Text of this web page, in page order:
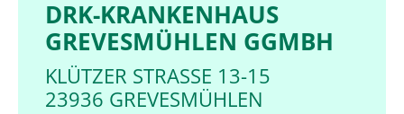
DRK-KRANKENHAUS
GREVESMÜHLEN GGMBH
KLÜTZER STRASSE 13-15
23936 GREVESMÜHLEN